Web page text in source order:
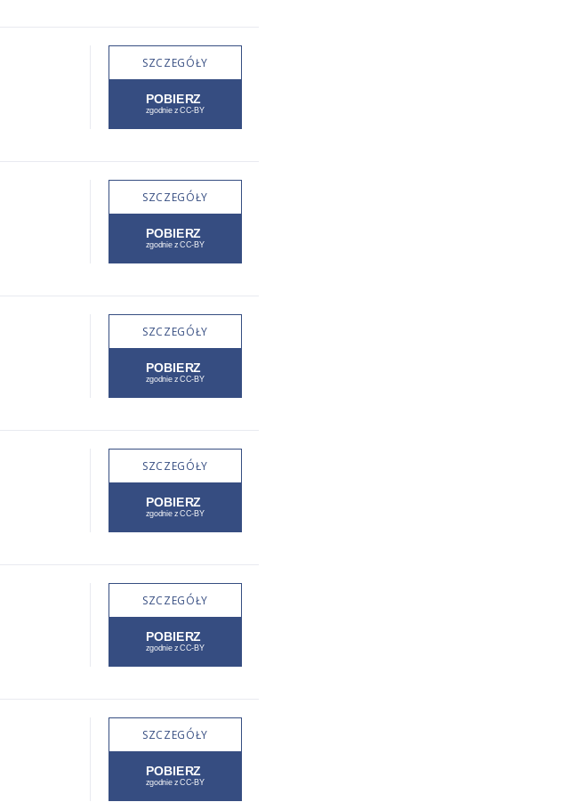
SZCZEGÓŁY
SZCZEGÓŁY
SZCZEGÓŁY
SZCZEGÓŁY
SZCZEGÓŁY
SZCZEGÓŁY